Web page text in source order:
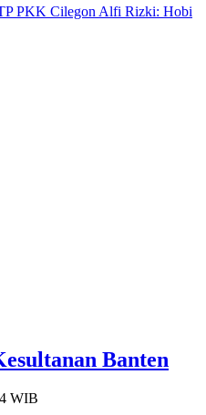
PKK Cilegon Alfi Rizki: Hobi
Banten
WIB